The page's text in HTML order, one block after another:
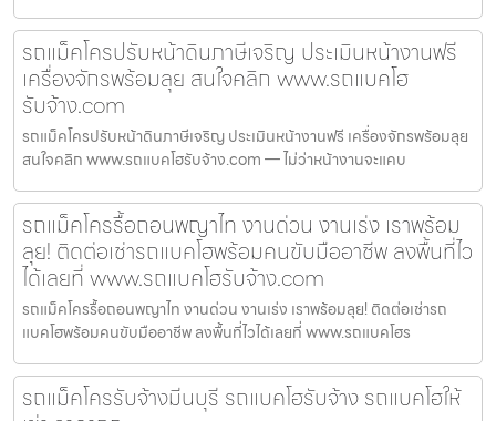
รถแม็คโครปรับหน้าดินภาษีเจริญ ประเมินหน้างานฟรี
เครื่องจักรพร้อมลุย สนใจคลิก www.รถแบคโฮ
รับจ้าง.com
รถแม็คโครปรับหน้าดินภาษีเจริญ ประเมินหน้างานฟรี เครื่องจักรพร้อมลุย
สนใจคลิก www.รถแบคโฮรับจ้าง.com — ไม่ว่าหน้างานจะแคบ
รถแม็คโครรื้อถอนพญาไท งานด่วน งานเร่ง เราพร้อม
ลุย! ติดต่อเช่ารถแบคโฮพร้อมคนขับมืออาชีพ ลงพื้นที่ไว
ได้เลยที่ www.รถแบคโฮรับจ้าง.com
รถแม็คโครรื้อถอนพญาไท งานด่วน งานเร่ง เราพร้อมลุย! ติดต่อเช่ารถ
แบคโฮพร้อมคนขับมืออาชีพ ลงพื้นที่ไวได้เลยที่ www.รถแบคโฮร
รถแม็คโครรับจ้างมีนบุรี รถแบคโฮรับจ้าง รถแบคโฮให้